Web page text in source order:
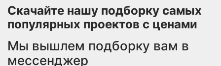
Скачайте нашу подборку самых
популярных проектов с ценами
Мы вышлем подборку вам в
мессенджер